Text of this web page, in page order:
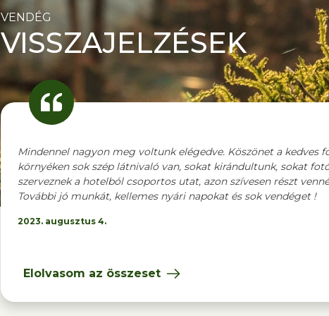
VENDÉG
VISSZAJELZÉSEK
Mindennel nagyon meg voltunk elégedve. Köszönet a kedves
környéken sok szép látnivaló van, sokat kirándultunk, sokat
szerveznek a hotelból csoportos utat, azon szívesen részt
További jó munkát, kellemes nyári napokat és sok vendéget !
2023. augusztus 4.
Elolvasom az összeset